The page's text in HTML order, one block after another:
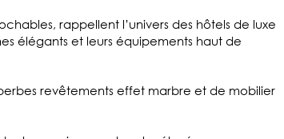
rappellent l’univers des hôtels de luxe
élégants et leurs équipements haut de
revêtements effet marbre et de mobilier